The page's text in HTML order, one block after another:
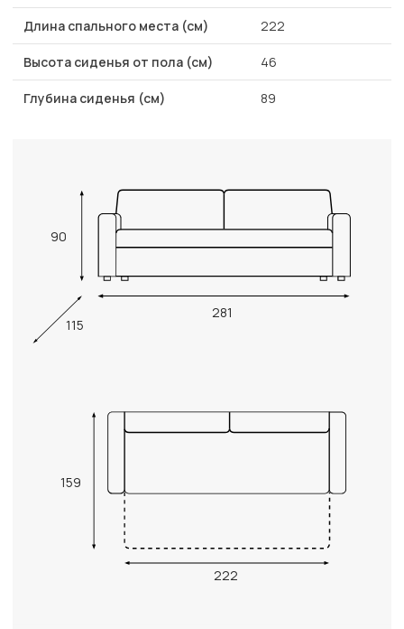
Длина спального места (см) 222
Высота сиденья от пола (см) 46
Глубина сиденья (см) 89
90
281
115
159
222